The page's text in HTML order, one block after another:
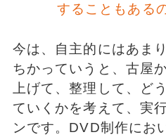
することもある
今は、自主的にはあま
ちかっていうと、古屋
上げて、整理して、ど
ていくかを考えて、実
ンです。DVD制作にお